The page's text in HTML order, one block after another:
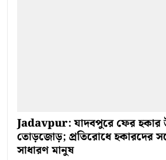
Jadavpur: যাদবপুরে ফের হকার
তোড়জোড়; প্রতিরোধে হকারদের
সাধারণ মানুষ